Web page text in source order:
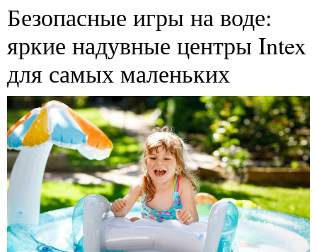
Безопасные игры на воде:
яркие надувные центры Intex
для самых маленьких